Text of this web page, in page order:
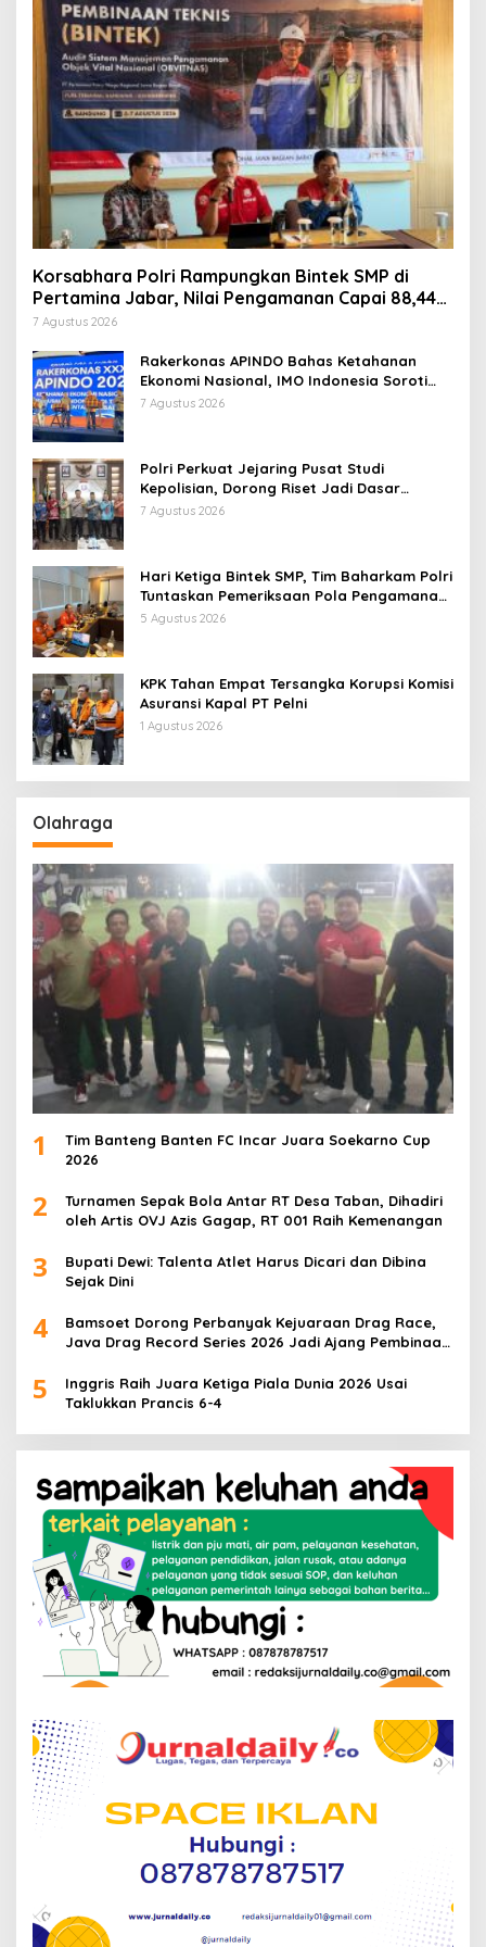
Korsabhara Polri Rampungkan Bintek SMP di
Pertamina Jabar, Nilai Pengamanan Capai 88,44
Persen
7 Agustus 2026
Rakerkonas APINDO Bahas Ketahanan
Ekonomi Nasional, IMO Indonesia Soroti
Pentingnya Kolaborasi Lintas Sektor
7 Agustus 2026
Polri Perkuat Jejaring Pusat Studi
Kepolisian, Dorong Riset Jadi Dasar
Kebijakan dan Inovasi
7 Agustus 2026
Hari Ketiga Bintek SMP, Tim Baharkam Polri
Tuntaskan Pemeriksaan Pola Pengamanan
Pertamina Patra Niaga Jabar
5 Agustus 2026
KPK Tahan Empat Tersangka Korupsi Komisi
Asuransi Kapal PT Pelni
1 Agustus 2026
Olahraga
1
Tim Banteng Banten FC Incar Juara Soekarno Cup
2026
2
Turnamen Sepak Bola Antar RT Desa Taban, Dihadiri
oleh Artis OVJ Azis Gagap, RT 001 Raih Kemenangan
3
Bupati Dewi: Talenta Atlet Harus Dicari dan Dibina
Sejak Dini
4
Bamsoet Dorong Perbanyak Kejuaraan Drag Race,
Java Drag Record Series 2026 Jadi Ajang Pembinaan
5
Inggris Raih Juara Ketiga Piala Dunia 2026 Usai
Taklukkan Prancis 6-4